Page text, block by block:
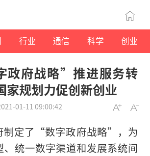
行业 通信 科学 创业
政府战略”推进服务转
家规划力促创新创业
01-11 09:00:42
制定了“数字政府战略”，为
、统一数字渠道和发展系统间